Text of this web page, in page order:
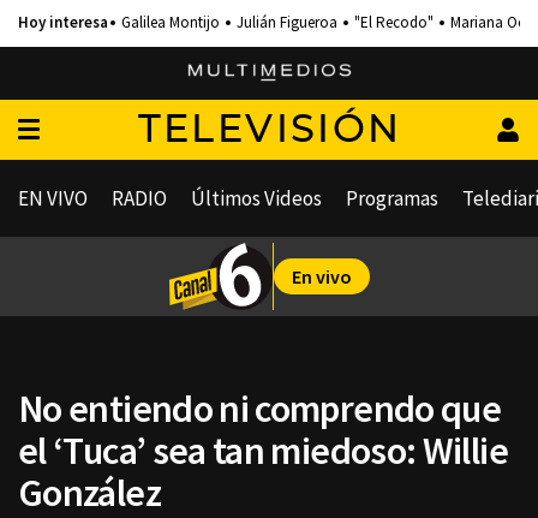
Galilea Montijo Julián Figueroa "El Recodo" Mariana
TELEVISIÓN
EN VIVO RADIO Últimos Videos Programas
En vivo
No entiendo ni comprendo que
el ‘Tuca’ sea tan miedoso: Willie
González